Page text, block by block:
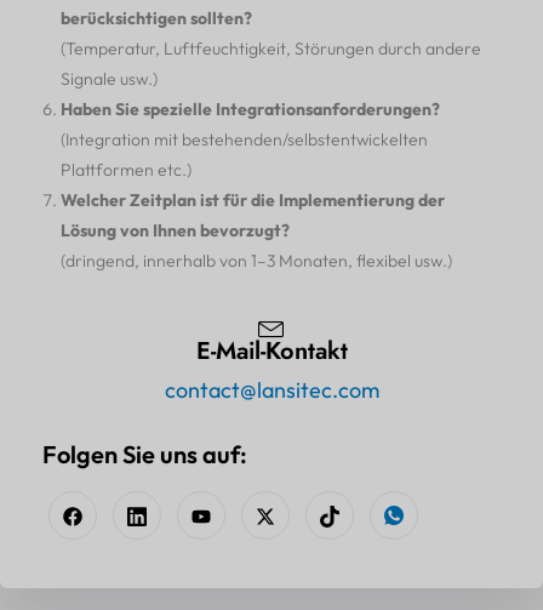
berücksichtigen sollten?
(Temperatur, Luftfeuchtigkeit, Störungen durch andere
Signale usw.)
Haben Sie spezielle Integrationsanforderungen?
(Integration mit bestehenden/selbstentwickelten
Plattformen etc.)
Welcher Zeitplan ist für die Implementierung der
Lösung von Ihnen bevorzugt?
(dringend, innerhalb von 1–3 Monaten, flexibel usw.)
E-Mail-Kontakt
contact@lansitec.com
Folgen Sie uns auf: